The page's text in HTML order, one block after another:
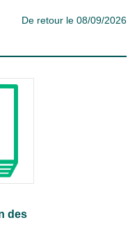
De retour le 08/09/2026
des